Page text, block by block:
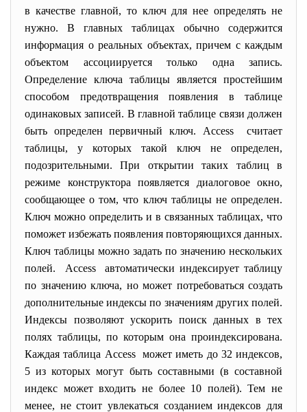
в качестве главной, то ключ для нее определять не
нужно. В главных таблицах обычно содержится
информация о реальных объектах, причем с каждым
объектом ассоциируется только одна запись.
Определение ключа таблицы является простейшим
способом предотвращения появления в таблице
одинаковых записей. В главной таблице связи должен
быть определен первичный ключ. Access считает
таблицы, у которых такой ключ не определен,
подозрительными. При открытии таких таблиц в
режиме конструктора появляется диалоговое окно,
сообщающее о том, что ключ таблицы не определен.
Ключ можно определить и в связанных таблицах, что
поможет избежать появления повторяющихся данных.
Ключ таблицы можно задать по значению нескольких
полей. Access автоматически индексирует таблицу
по значению ключа, но может потребоваться создать
дополнительные индексы по значениям других полей.
Индексы позволяют ускорить поиск данных в тех
полях таблицы, по которым она проиндексирована.
Каждая таблица Access может иметь до 32 индексов,
5 из которых могут быть составными (в составной
индекс может входить не более 10 полей). Тем не
менее, не стоит увлекаться созданием индексов для